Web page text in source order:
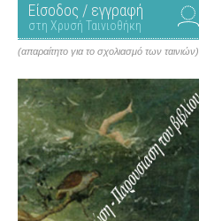
Είσοδος / εγγραφή
στη Χρυσή Ταινιοθήκη
(απαραίτητο για το σχολιασμό των ταινιών)